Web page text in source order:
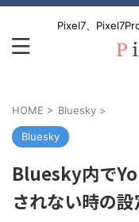
Pixel7、
HOME > Bluesky >
Bluesky
Bluesky内で
されない時の設